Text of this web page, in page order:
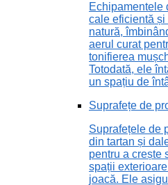
Echipamentele
cale eficientă
natură,
aerul curat
tonifierea
Totodată, ele
un spațiu de
Suprafețe de
Suprafețele de
din tartan și
pentru a crește
spații
joacă. Ele